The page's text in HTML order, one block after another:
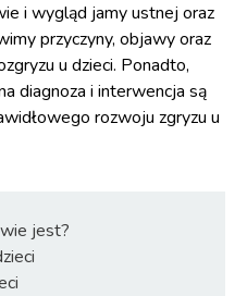
i wygląd jamy ustnej oraz
przyczyny, objawy oraz
u dzieci. Ponadto,
diagnoza i interwencja są
rozwoju zgryzu u
jest?